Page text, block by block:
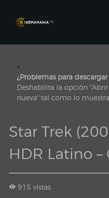
×
¿Problemas para
Deshabilita la opción
nueva" tal como lo muestra
Star Trek
HDR Latino –
915 vistas